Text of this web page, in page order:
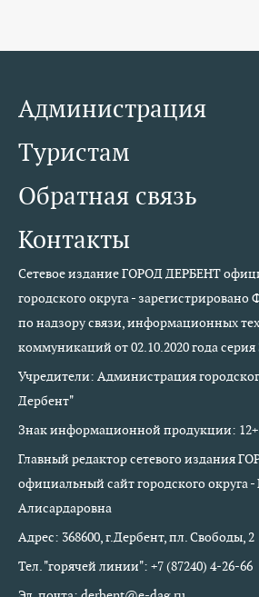
Администрация
Туристам
Обратная связь
Контакты
Сетевое издание ГОРОД ДЕРБЕНТ
городского округа -
по надзору связи, информационных
коммуникаций от 02.10.2020 года
Учредители: Администрация
Дербент"
Знак информационной продукции: 12+
Главный редактор сетевого издания
официальный сайт городского округа
Алисардаровна
Адрес: 368600, г.Дербент, пл. Свободы, 2
Тел. "горячей линии": +7 (87240) 4-26-66